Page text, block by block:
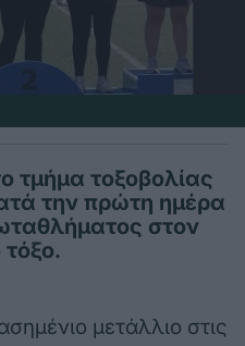
τμήμα τοξοβολίας
την πρώτη ημέρα
στον
μετάλλιο στις